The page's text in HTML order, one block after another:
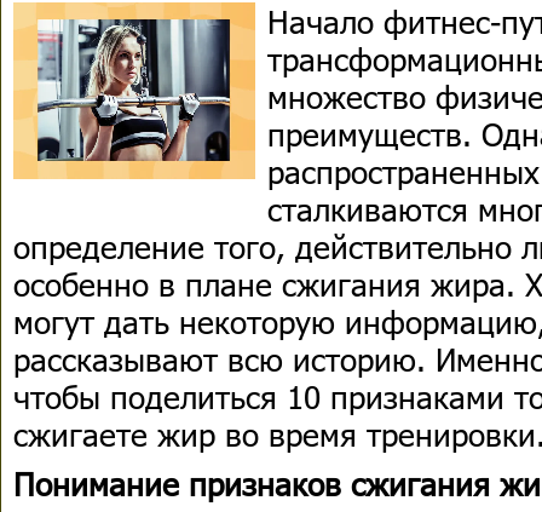
Начало фитнес-
множество
преимуществ.
сталкиваются
определение того, действительно
особенно в плане сжигания жира.
могут дать некоторую
рассказывают всю историю.
чтобы поделиться 10 признаками
сжигаете жир во время
Понимание признаков сжигания